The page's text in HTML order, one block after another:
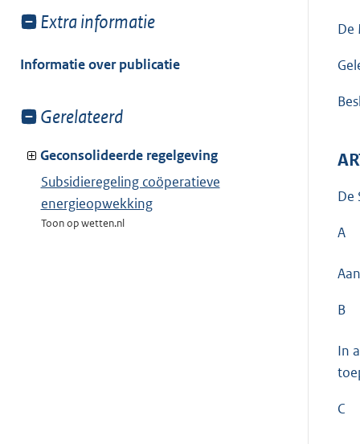
Toon
van:
Extra informatie
Informatie over publicatie
Toon
van:
Gerelateerd
Geconsolideerde regelgeving
Subsidieregeling coöperatieve
energieopwekking
Toon op wetten.nl
De
De
A
B
In
C